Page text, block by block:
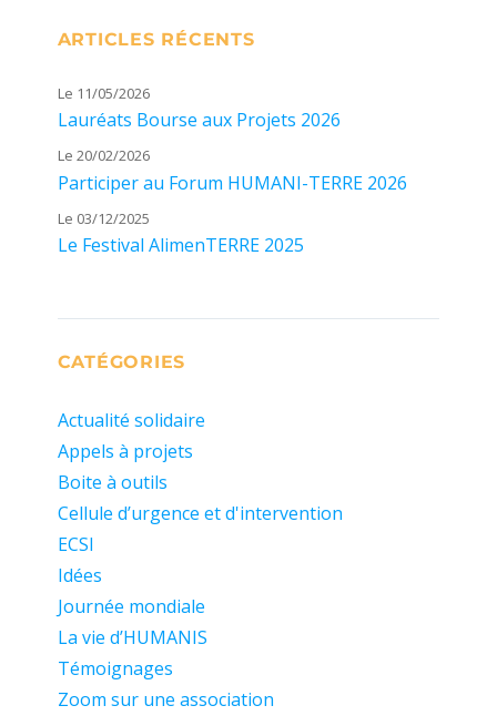
ARTICLES RÉCENTS
Le 11/05/2026
Lauréats Bourse aux Projets 2026
Le 20/02/2026
Participer au Forum HUMANI-TERRE 2026
Le 03/12/2025
Le Festival AlimenTERRE 2025
CATÉGORIES
Actualité solidaire
Appels à projets
Boite à outils
Cellule d’urgence et d'intervention
ECSI
Idées
Journée mondiale
La vie d’HUMANIS
Témoignages
Zoom sur une association